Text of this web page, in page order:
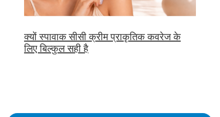
क्यों स्पावाक सीसी क्रीम प्राकृतिक कवरेज के
लिए बिल्कुल सही है